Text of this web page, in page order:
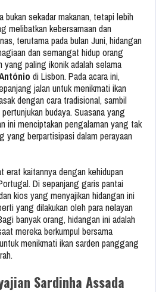
bukan sekadar makanan, tetapi lebih
melibatkan kebersamaan dan
terutama pada bulan Juni, hidangan
dan semangat hidup orang
paling ikonik adalah selama
di Lisbon. Pada acara ini,
jalan untuk menikmati ikan
dengan cara tradisional, sambil
budaya. Suasana yang
ini menciptakan pengalaman yang tak
yang berpartisipasi dalam perayaan
erat kaitannya dengan kehidupan
Di sepanjang garis pantai
kios yang menyajikan hidangan ini
yang dilakukan oleh para nelayan
banyak orang, hidangan ini adalah
mereka berkumpul bersama
menikmati ikan sarden panggang
Sardinha Assada